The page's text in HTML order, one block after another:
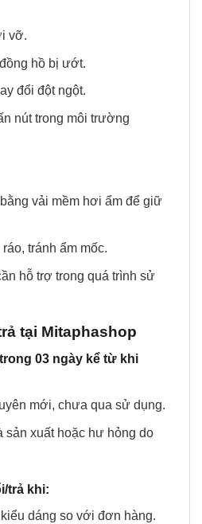
vỡ.
hồ bị ướt.
đổi đột ngột.
nút trong môi trường
vải mềm hơi ẩm để giữ
tránh ẩm mốc.
hỗ trợ trong quá trình sử
tại Mitaphashop
03 ngày kể từ khi
mới, chưa qua sử dụng.
sản xuất hoặc hư hỏng do
trả khi:
dáng so với đơn hàng.